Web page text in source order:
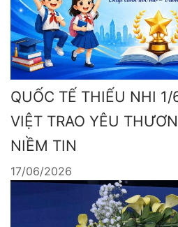
QUỐC TẾ THIẾU NHI
VIỆT TRAO YÊU
NIỀM TIN
17/06/2026